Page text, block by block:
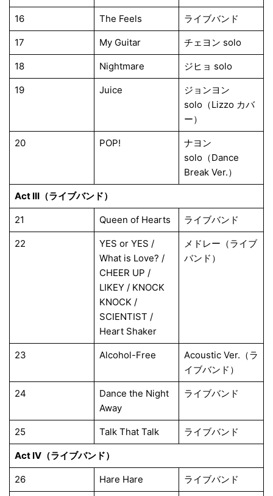
16 The Feels ライブバンド
17 My Guitar チェヨン solo
18 Nightmare ジヒョ solo
19 Juice
ジョンヨン
solo（Lizzo カバ
ー）
20 POP!
ナヨン
solo（Dance
Break Ver.）
Act III（ライブバンド）
21 Queen of Hearts ライブバンド
22
YES or YES /
What is Love? /
CHEER UP /
LIKEY / KNOCK
KNOCK /
SCIENTIST /
Heart Shaker
メドレー（ライブ
バンド）
23 Alcohol-Free
Acoustic Ver.（ラ
イブバンド）
24
Dance the Night
Away
ライブバンド
25 Talk That Talk ライブバンド
Act IV（ライブバンド）
26 Hare Hare ライブバンド